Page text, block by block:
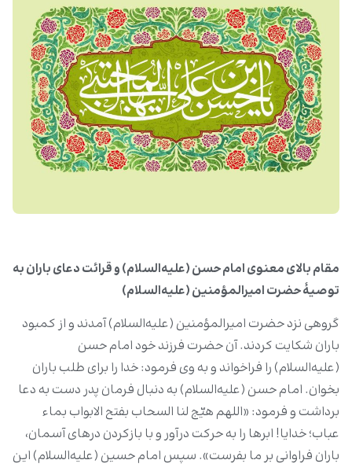
مقام بالای معنوی امام حسن (علیه‌السلام) و قرائت دعای باران به
توصیۀ حضرت امیرالمؤمنین (علیه‌السلام)
گروهی نزد حضرت امیرالمؤمنین (علیه‌السلام) آمدند و از کمبود
باران شکایت کردند. آن حضرت فرزند خود امام حسن
(علیه‌السلام) را فراخواند و به وی فرمود: خدا را برای طلب باران
بخوان. امام حسن (علیه‌السلام) به دنبال فرمان پدر دست به دعا
برداشت و فرمود: «اللهم هیّج لنا السحاب بفتح الابواب بماء
عباب؛ خدایا! ابرها را به حرکت درآور و با بازکردن در‌های آسمان،
باران فراوانی بر ما بفرست». سپس امام حسین (علیه‌السلام) این